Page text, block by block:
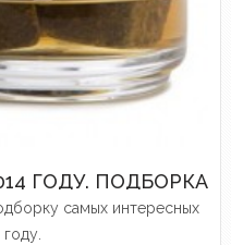
ГОДУ. ПОДБОРКА
самых интересных